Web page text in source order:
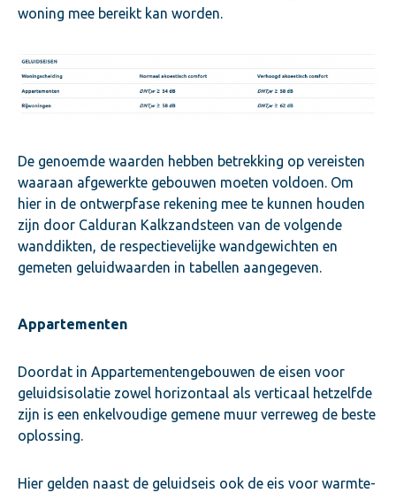
woning mee bereikt kan worden.
De genoemde waarden hebben betrekking op vereisten
waaraan afgewerkte gebouwen moeten voldoen. Om
hier in de ontwerpfase rekening mee te kunnen houden
zijn door Calduran Kalkzandsteen van de volgende
wanddikten, de respectievelijke wandgewichten en
gemeten geluidwaarden in tabellen aangegeven.
Appartementen
Doordat in Appartementengebouwen de eisen voor
geluidsisolatie zowel horizontaal als verticaal hetzelfde
zijn is een enkelvoudige gemene muur verreweg de beste
oplossing.
Hier gelden naast de geluidseis ook de eis voor warmte-